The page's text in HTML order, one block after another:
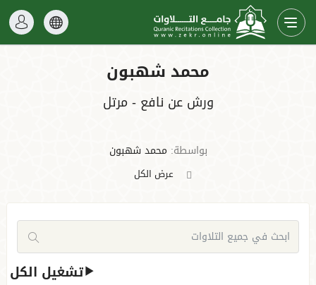
محمد شهبون
ورش عن نافع - مرتل
بواسطة:محمد شهبون
عرض الكل
تشغيل الكل